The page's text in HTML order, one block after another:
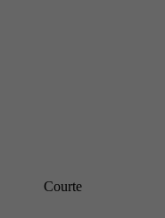
Courte